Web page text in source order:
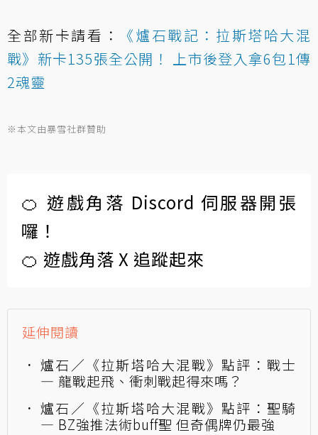
全部新卡請看：
《爐石戰記：拉斯塔哈大混
戰》新卡135張全公開！ 上市後登入拿6包1傳
2魂靈
※本文由暴雪社群贊助
🍊 遊戲角落 Discord 伺服器開張
囉！
🍊 遊戲角落 X 追蹤起來
延伸閱讀
爐石／《拉斯塔哈大混戰》點評：戰士
— 龍戰起飛、衝刺戰起得來嗎？
爐石／《拉斯塔哈大混戰》點評：聖騎
— BZ強推法術buff聖 但奇偶牌仍最強